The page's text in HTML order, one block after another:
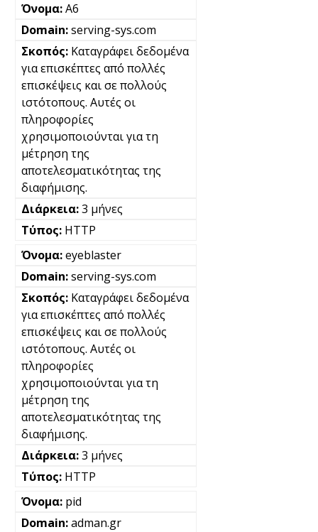
A6
serving-sys.com
Καταγράφει δεδομένα
για επισκέπτες από πολλές
επισκέψεις και σε πολλούς
ιστότοπους. Αυτές οι
πληροφορίες
χρησιμοποιούνται για τη
μέτρηση της
αποτελεσματικότητας της
διαφήμισης.
3 μήνες
HTTP
eyeblaster
serving-sys.com
Καταγράφει δεδομένα
για επισκέπτες από πολλές
επισκέψεις και σε πολλούς
ιστότοπους. Αυτές οι
πληροφορίες
χρησιμοποιούνται για τη
μέτρηση της
αποτελεσματικότητας της
διαφήμισης.
3 μήνες
HTTP
pid
adman.gr